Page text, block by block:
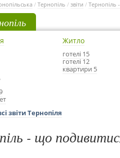
/ Тернопіль / звіти / Тернопіль
Житло
готелі 15
готелі 12
квартири 5
звіти Тернопіля
- що